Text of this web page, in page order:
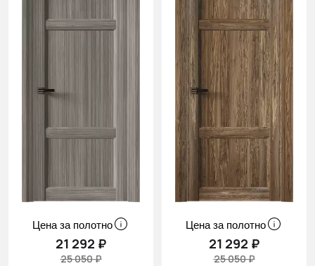
Цена за полотно
21 292 ₽
25 050 ₽
Цена за полотно
21 292 ₽
25 050 ₽